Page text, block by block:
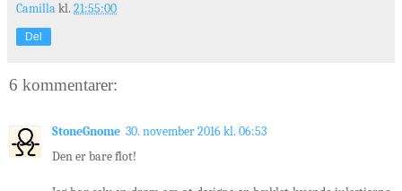
Camillakl. 21:55:00
Del
6 kommentarer:
StoneGnome 30. november 2016 kl. 06:53
Den er bare flot!